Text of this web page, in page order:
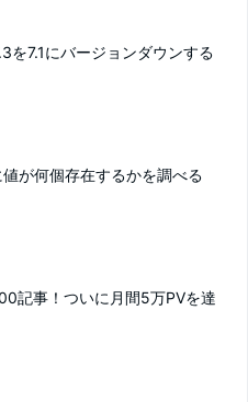
を7.1にバージョンダウンする
値が何個存在するかを調べる
記事！ついに月間5万PVを達